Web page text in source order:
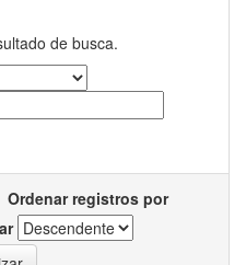
de busca.
Ordenar registros por